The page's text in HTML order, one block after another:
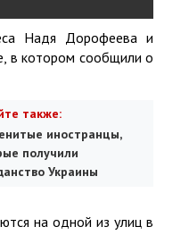
Надя Дорофеева и
в котором сообщили о
также:
иностранцы,
получили
Украины
на одной из улиц в